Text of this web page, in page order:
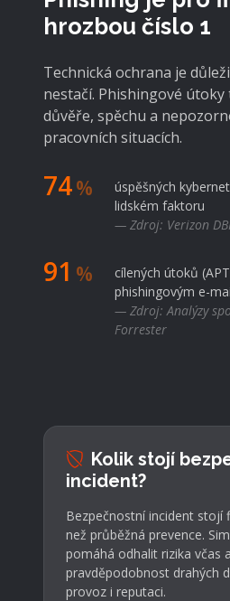
hrozbou číslo 1
Technická ochrana je
nestačí. Phishingové
důvěře, spěchu a
pracovních situacích.
74%
úspěšných
lidském faktoru
— Zdroj: Verizon
91 %
cílených útoků
phishingovým e-
— Zdroj: Analýzy
Forrester
Kolik stojí
incident?
Bezpečnostní incident stojí
než průběžná prevence.
pomáhá odhalit rizika včas
pravděpodobnost drahých
provoz i reputaci.